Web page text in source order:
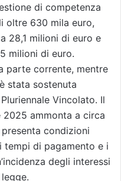
di competenza
oltre 630 mila euro,
28,1 milioni di euro e
milioni di euro.
parte corrente, mentre
stata sostenuta
Vincolato. Il
ammonta a circa
presenta condizioni
di pagamento e i
degli interessi